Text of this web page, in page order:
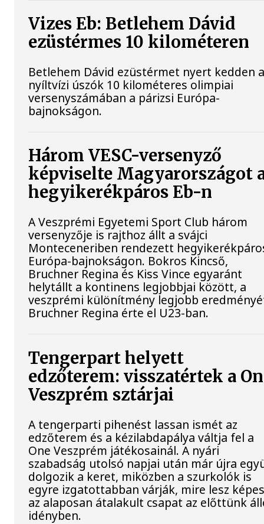
Vizes Eb: Betlehem Dávid
ezüstérmes 10 kilométeren
Betlehem Dávid ezüstérmet nyert kedden
nyíltvízi úszók 10 kilométeres olimpiai
versenyszámában a párizsi Európa-
bajnokságon.
Három VESC-versenyző
képviselte Magyarországot
hegyikerékpáros Eb-n
A Veszprémi Egyetemi Sport Club három
versenyzője is rajthoz állt a svájci
Monteceneriben rendezett
Európa-bajnokságon. Bokros Kincső,
Bruchner Regina és Kiss Vince egyaránt
helytállt a kontinens legjobbjai között, a
veszprémi különítmény legjobb
Bruchner Regina érte el U23-ban.
Tengerpart helyett
edzőterem: visszatértek a
Veszprém sztárjai
A tengerparti pihenést lassan ismét az
edzőterem és a kézilabdapálya váltja fel a
One Veszprém játékosainál. A nyári
szabadság utolsó napjai után már újra
dolgozik a keret, miközben a szurkolók is
egyre izgatottabban várják, mire lesz
az alaposan átalakult csapat az előttünk
idényben.